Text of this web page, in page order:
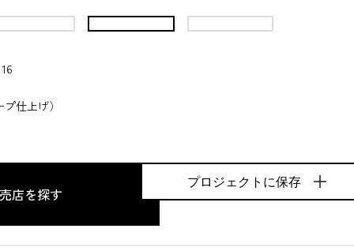
仕上げ）
店を探す
プロジェクトに保存